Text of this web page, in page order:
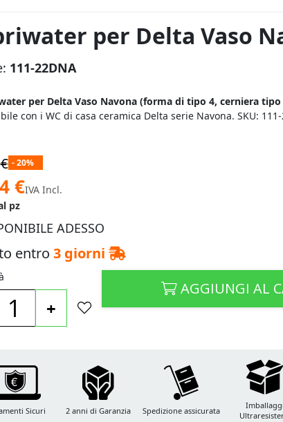
per Delta Vaso
111-22DNA
per Delta Vaso Navona (forma di tipo 4, cerniera tipo
con i WC di casa ceramica Delta serie Navona. SKU:
- 20%
€IVA Incl.
pz
ADESSO
entro 3 giorni
+
AGGIUNGI AL
Sicuri 2 anni di Garanzia Spedizione assicurata
Imballaggi